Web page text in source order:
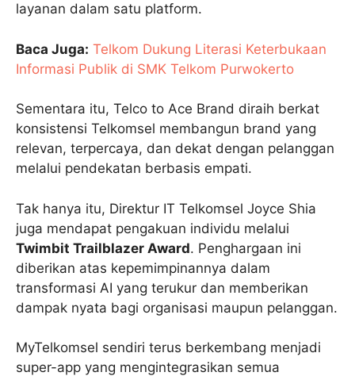
layanan dalam satu platform.
Baca Juga: Telkom Dukung Literasi Keterbukaan
Informasi Publik di SMK Telkom Purwokerto
Sementara itu, Telco to Ace Brand diraih berkat
konsistensi Telkomsel membangun brand yang
relevan, terpercaya, dan dekat dengan pelanggan
melalui pendekatan berbasis empati.
Tak hanya itu, Direktur IT Telkomsel Joyce Shia
juga mendapat pengakuan individu melalui
Twimbit Trailblazer Award. Penghargaan ini
diberikan atas kepemimpinannya dalam
transformasi AI yang terukur dan memberikan
dampak nyata bagi organisasi maupun pelanggan.
MyTelkomsel sendiri terus berkembang menjadi
super-app yang mengintegrasikan semua